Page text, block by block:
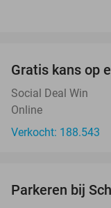
Gratis kans op
Social Deal Win
Online
Verkocht: 188.543
Parkeren bij